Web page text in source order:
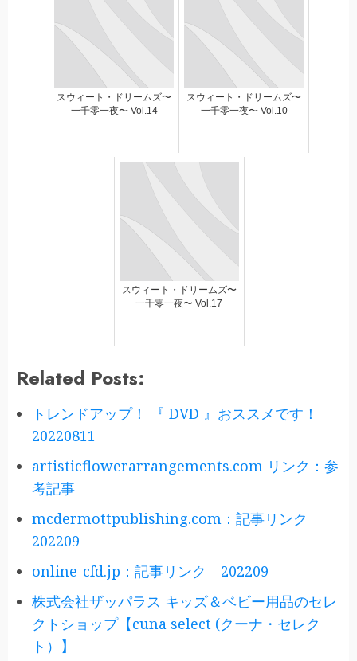
スウィート・ドリームズ〜
一千零一夜〜 Vol.14
スウィート・ドリームズ〜
一千零一夜〜 Vol.10
スウィート・ドリームズ〜
一千零一夜〜 Vol.17
Related Posts:
トレンドアップ！ 『 DVD 』おススメです！
20220811
artisticflowerarrangements.com リンク：参
考記事
mcdermottpublishing.com：記事リンク
202209
online-cfd.jp：記事リンク 202209
株式会社ザッパラス キッズ＆ベビー用品のセレ
クトショップ【cuna select (クーナ・セレク
ト）】